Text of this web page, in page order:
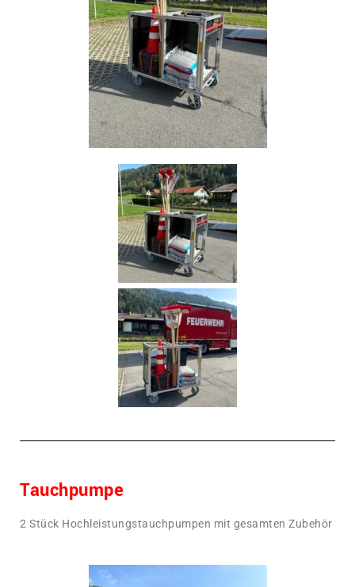
Tauchpumpe
2 Stück Hochleistungstauchpumpen mit gesamten Zubehör